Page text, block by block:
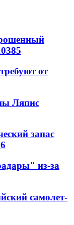
от
Ляпис
запас
из-за
самолет-